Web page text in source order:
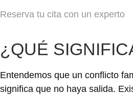
Reserva tu cita con un experto
¿QUÉ
Entendemos que un conflicto
significa que no haya salida.